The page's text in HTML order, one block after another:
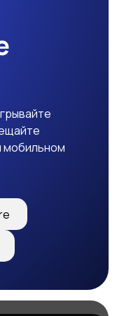
мобильном